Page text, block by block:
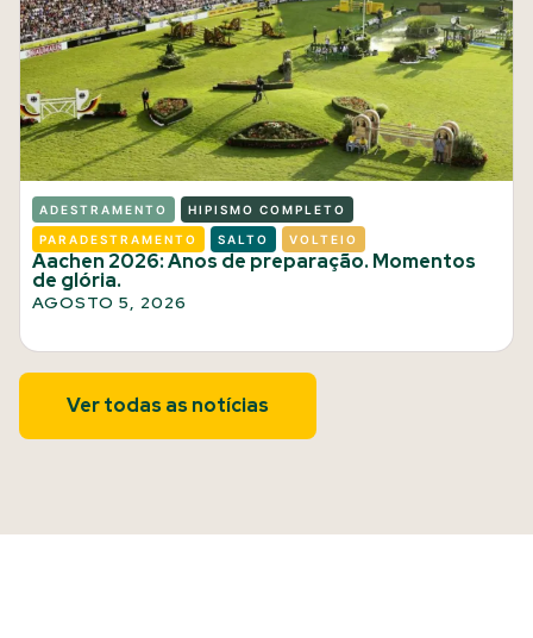
ADESTRAMENTO HIPISMO COMPLETO
PARADESTRAMENTO SALTO VOLTEIO
Aachen 2026: Anos de preparação. Momentos
de glória.
AGOSTO 5, 2026
Ver todas as notícias